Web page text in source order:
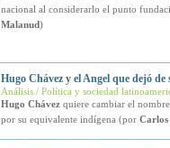
nacional al considerarlo el punto
Malanud)
Hugo Chávez y el Angel que dejó de
Análisis / Política y sociedad
Hugo Chávezquiere cambiar el nombre
por su equivalente indígena (por